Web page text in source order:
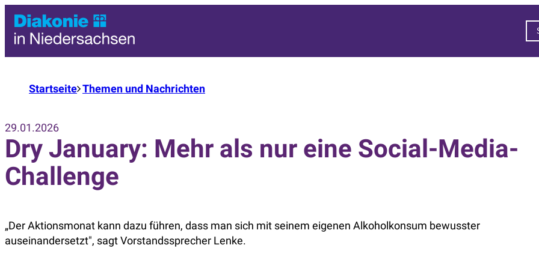
Startseite Themen und Nachrichten
29.01.2026
Dry January: Mehr als nur eine Social-Media-
Challenge
„Der Aktionsmonat kann dazu führen, dass man sich mit seinem eigenen Alkoholkonsum bewusster
auseinandersetzt", sagt Vorstandssprecher Lenke.